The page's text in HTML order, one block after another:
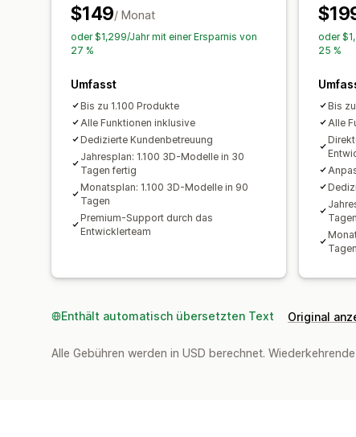
$149/ Monat
oder $1,299/Jahr mit einer Ersparnis von
27 %
Umfasst
Bis zu 1.100 Produkte
Alle Funktionen inklusive
Dedizierte Kundenbetreuung
Jahresplan: 1.100 3D-Modelle in 30
Tagen fertig
Monatsplan: 1.100 3D-Modelle in 90
Tagen
Premium-Support durch das
Entwicklerteam
oder
25 %
Bis
Alle
Tagen
Tagen
Enthält automatisch übersetzten Text Original
Alle Gebühren werden in USD berechnet.